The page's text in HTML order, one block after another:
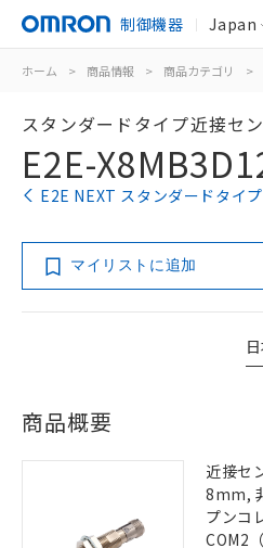
制御機器 Japan
ホーム > 商品情報 > 商品カテゴリ >
スタンダードタイプ近接セ
E2E-
E2E NEXT スタンダードタイ
マイリストに追加
商品概要
近接セ
8mm,
プンコ
COM2